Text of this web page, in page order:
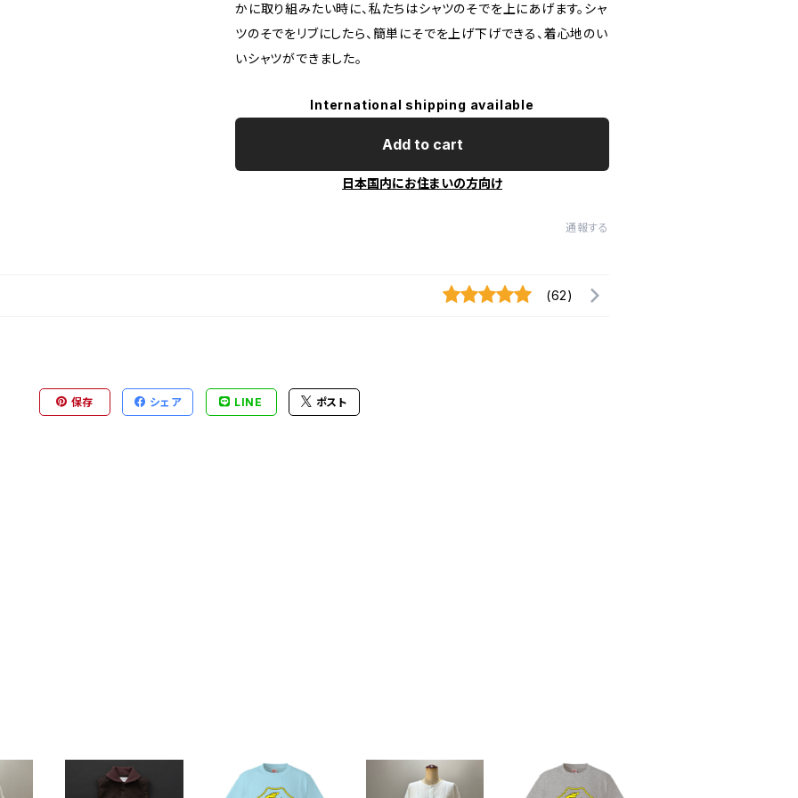
かに取り組みたい時に、私たちはシャツのそでを上にあげます。シャ
ツのそでをリブにしたら、簡単にそでを上げ下げできる、着心地のい
いシャツができました。
International shipping available
Add to cart
日本国内にお住まいの方向け
通報する
(62)
保存 シェア LINE ポスト